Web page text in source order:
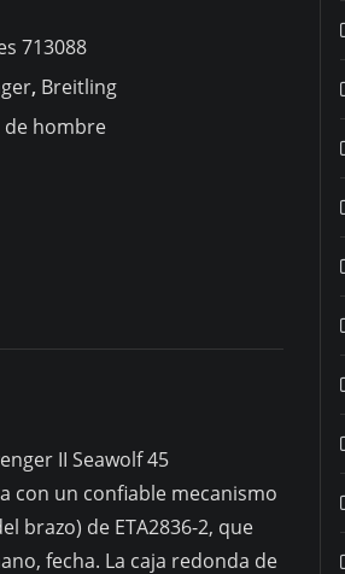
713088
, Breitling
de hombre
II Seawolf 45
con un confiable mecanismo
brazo) de ETA2836-2, que
fecha. La caja redonda de